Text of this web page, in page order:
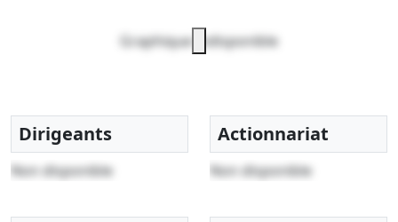
Graphique indisponible
Dirigeants
Non disponible
Actionnariat
Non disponible